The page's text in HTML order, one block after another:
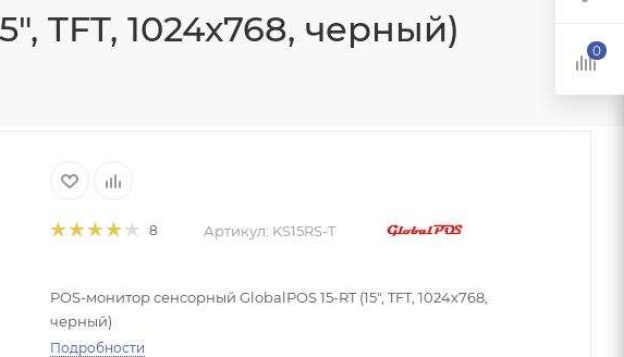
TFT, 1024х768, черный)
8 Артикул: KS15RS-T
POS-монитор сенсорный GlobalPOS 15-RT (15", TFT, 1024х768,
черный)
Подробности
0